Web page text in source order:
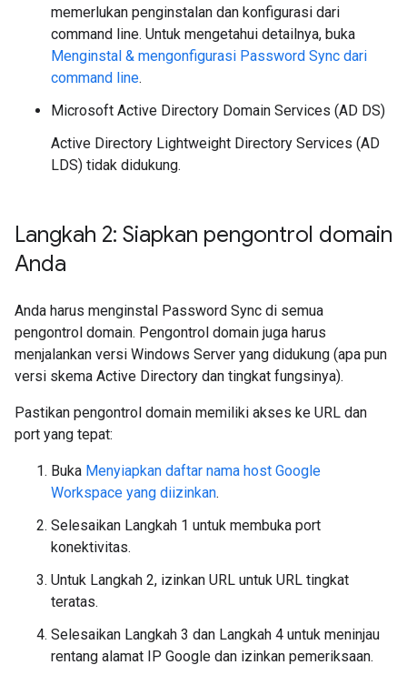
memerlukan penginstalan dan konfigurasi dari
command line. Untuk mengetahui detailnya, buka
Menginstal & mengonfigurasi Password Sync dari
command line.
Microsoft Active Directory Domain Services (AD DS)
Active Directory Lightweight Directory Services (AD
LDS) tidak didukung.
Langkah 2: Siapkan pengontrol domain
Anda
Anda harus menginstal Password Sync di semua
pengontrol domain. Pengontrol domain juga harus
menjalankan versi Windows Server yang didukung (apa pun
versi skema Active Directory dan tingkat fungsinya).
Pastikan pengontrol domain memiliki akses ke URL dan
port yang tepat:
Buka Menyiapkan daftar nama host Google
Workspace yang diizinkan.
Selesaikan Langkah 1 untuk membuka port
konektivitas.
Untuk Langkah 2, izinkan URL untuk URL tingkat
teratas.
Selesaikan Langkah 3 dan Langkah 4 untuk meninjau
rentang alamat IP Google dan izinkan pemeriksaan.